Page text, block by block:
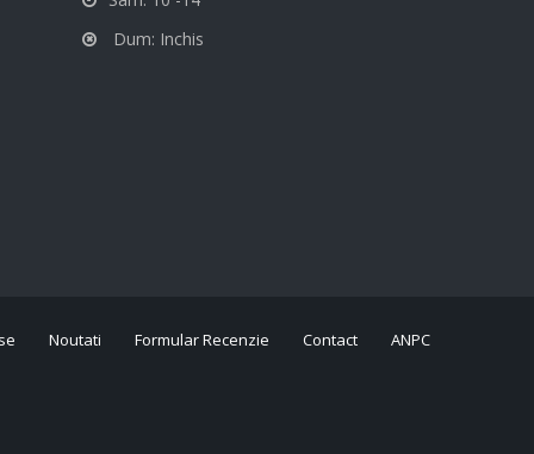
Dum: Inchis
Noutati Formular Recenzie Contact ANPC